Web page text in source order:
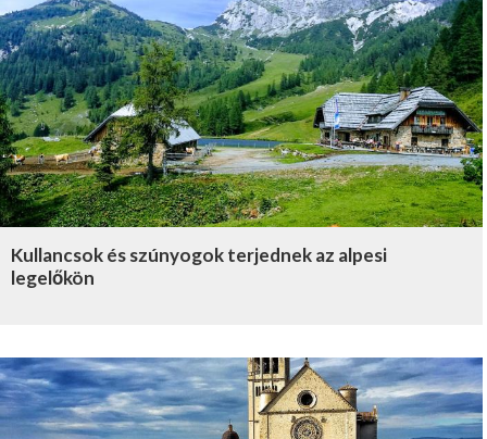
Kullancsok és szúnyogok terjednek az alpesi
legelőkön